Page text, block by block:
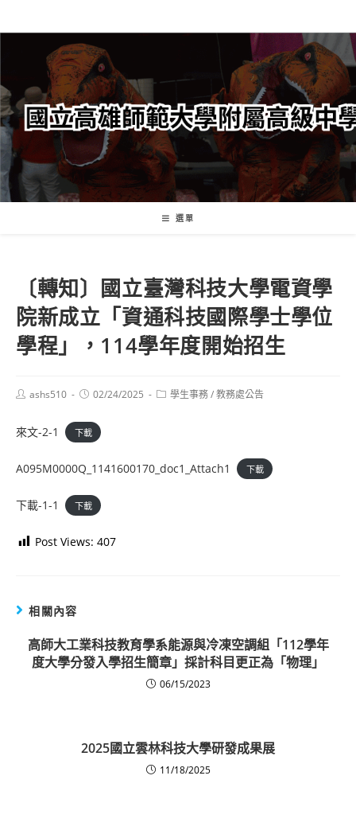
轉
要
內
容
選單
〔轉知〕國立臺灣科技大學電資學
院新成立「資通科技國際學士學位
學程」，114學年度開始招生
Postashs510
Post02/24/2025
Post學生事務/教務處公告
來文-2-1 下載
A095M0000Q_1141600170_doc1_Attach1 下載
下載-1-1 下載
Post Views: 407
相關內容
高師大工業科技教育學系能源與冷凍空調組「112學年
度大學分發入學招生簡章」採計科目更正為「物理」
06/15/2023
2025國立雲林科技大學研發成果展
11/18/2025